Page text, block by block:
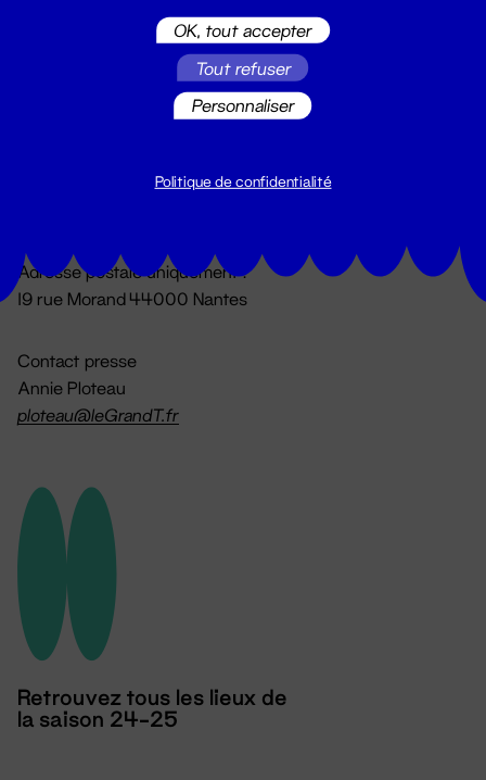
Du lundi au vendredi 14h → 18h
Adresse postale uniquement :
19 rue Morand 44000 Nantes
Contact presse
Annie Ploteau
ploteau@leGrandT.fr
Retrouvez tous les lieux de
la saison 24-25
OK, tout accepter
Tout refuser
Personnaliser
Politique de confidentialité